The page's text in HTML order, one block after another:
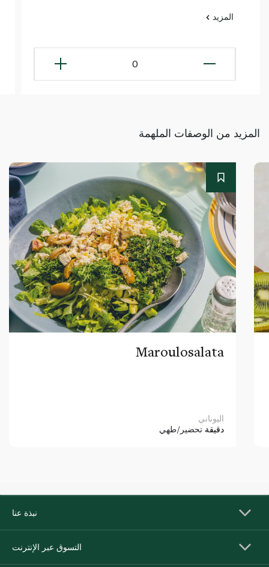
المزيد
0
المزيد من الوصفات الملهمة
Maroulosalata
اليوناني
دقيقة تحضير/طهي
نبذة عنا
التسوق عبر الإنترنت